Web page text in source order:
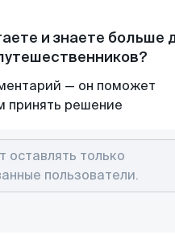
и знаете больше
— он поможет
принять решение